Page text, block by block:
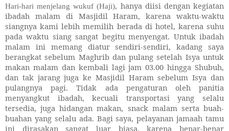
Hari-hari menjelang wukuf (Haji), hanya diisi dengan kegiatan
ibadah malam di Masjidil Haram, karena waktu-waktu
siangnya kami lebih memilih berada di hotel, karena suhu
pada waktu siang sangat begitu menyengat. Untuk ibadah
malam ini memang diatur sendiri-sendiri, kadang saya
berangkat sebelum Maghrib dan pulang setelah Isya untuk
makan malam dan kembali lagi jam 03.00 hingga Shubuh,
dan tak jarang juga ke Masjidil Haram sebelum Isya dan
pulangnya pagi.Tidak ada pengaturan oleh panitia
menyangkut ibadah, kecuali transportasi yang selalu
tersedia, juga hidangan makan, snack malam serta buah-
buahan yang selalu ada. Bagi saya, pelayanan jamaah tamu
ini dirasakan sangat luar biasa, karena benar-benar